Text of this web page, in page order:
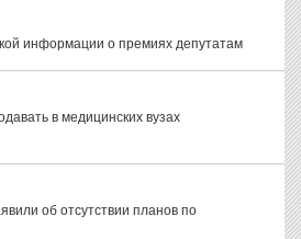
информации о премиях депутатам
в медицинских вузах
об отсутствии планов по